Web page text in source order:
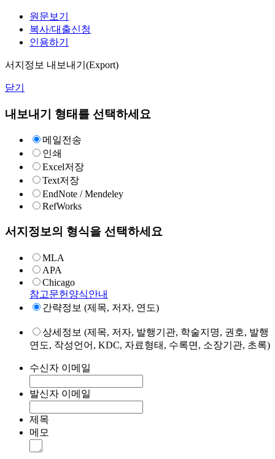
원문보기
복사/대출신청
인용하기
서지정보 내보내기(Export)
닫기
내보내기 형태를 선택하세요
메일전송
인쇄
Excel저장
Text저장
EndNote / Mendeley
RefWorks
서지정보의 형식을 선택하세요
MLA
APA
Chicago
참고문헌양식안내
간략정보 (제목, 저자, 연도)
상세정보 (제목, 저자, 발행기관, 학술지명, 권호, 발행
연도, 작성언어, KDC, 자료형태, 수록면, 소장기관, 초록)
수신자 이메일
발신자 이메일
제목
메모